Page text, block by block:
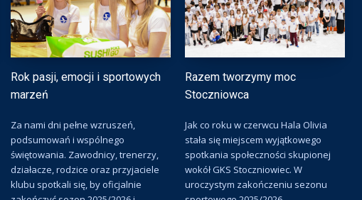
Rok pasji, emocji i sportowych
marzeń
Za nami dni pełne wzruszeń,
podsumowań i wspólnego
świętowania. Zawodnicy, trenerzy,
działacze, rodzice oraz przyjaciele
klubu spotkali się, by oficjalnie
Razem tworzymy moc
Stoczniowca
Jak co roku w czerwcu Hala Olivia
stała się miejscem wyjątkowego
spotkania społeczności skupionej
wokół GKS Stoczniowiec. W
uroczystym zakończeniu sezonu